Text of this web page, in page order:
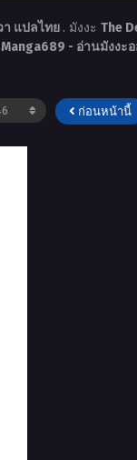
แปลไทย . มังงะ The
Manga689 - อ่านมังงะ
ก่อนหน้านี้